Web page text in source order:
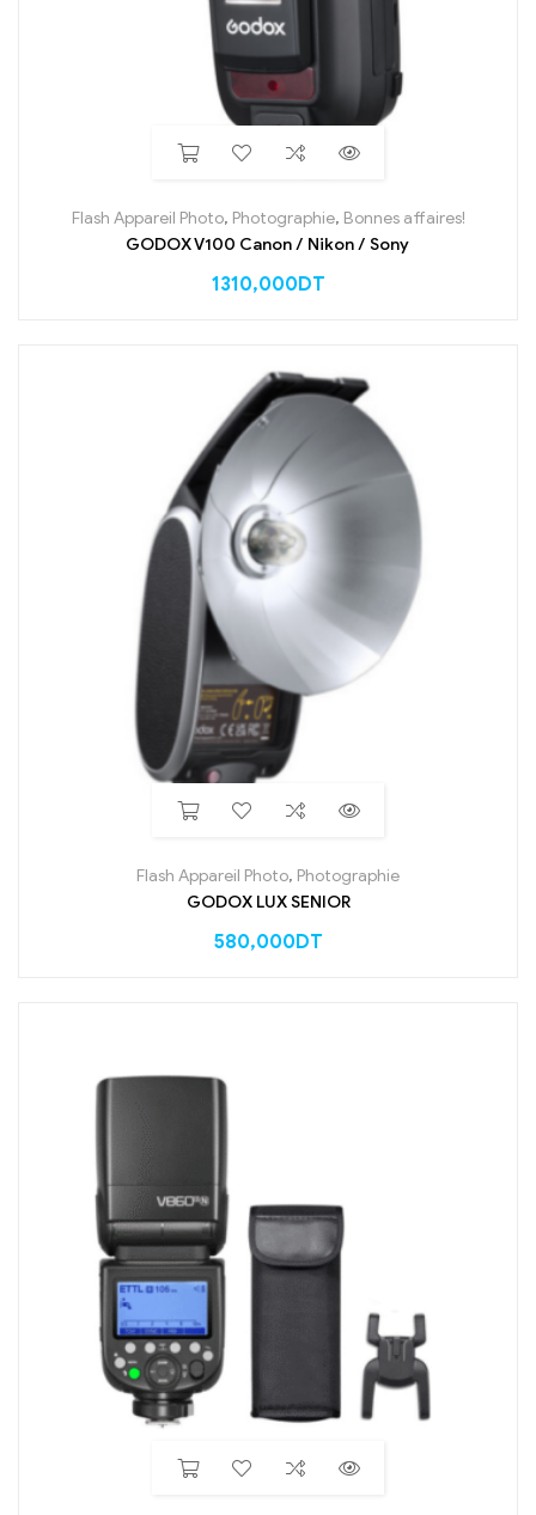
Flash Appareil Photo, Photographie, Bonnes affaires!
GODOX V100 Canon / Nikon / Sony
1310,000DT
Flash Appareil Photo, Photographie
GODOX LUX SENIOR
580,000DT